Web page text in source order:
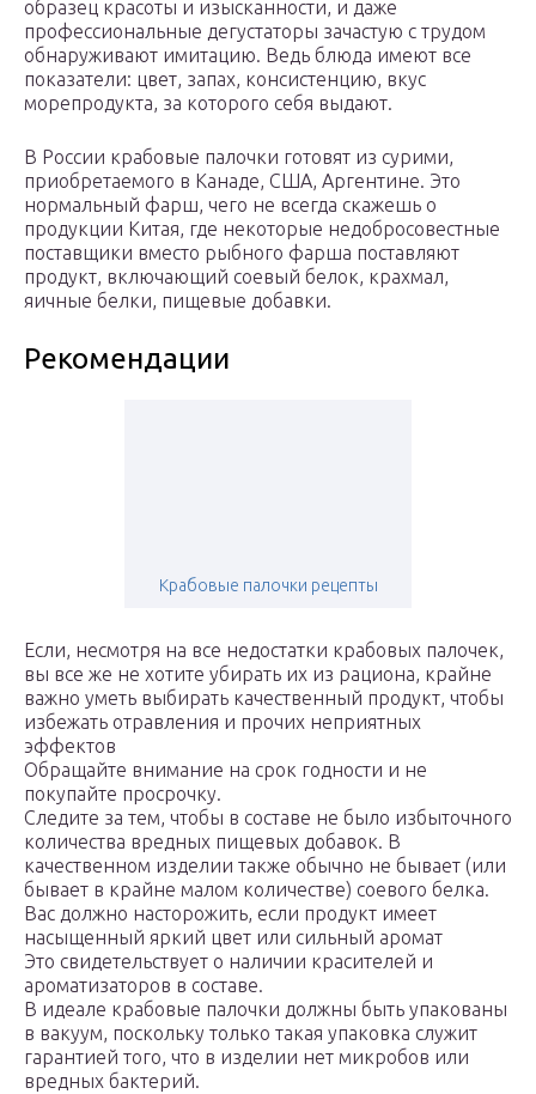
образец красоты и изысканности, и даже
профессиональные дегустаторы зачастую с трудом
обнаруживают имитацию. Ведь блюда имеют все
показатели: цвет, запах, консистенцию, вкус
морепродукта, за которого себя выдают.
В России крабовые палочки готовят из сурими,
приобретаемого в Канаде, США, Аргентине. Это
нормальный фарш, чего не всегда скажешь о
продукции Китая, где некоторые недобросовестные
поставщики вместо рыбного фарша поставляют
продукт, включающий соевый белок, крахмал,
яичные белки, пищевые добавки.
Рекомендации
Крабовые палочки рецепты
Если, несмотря на все недостатки крабовых палочек,
вы все же не хотите убирать их из рациона, крайне
важно уметь выбирать качественный продукт, чтобы
избежать отравления и прочих неприятных
эффектов
Обращайте внимание на срок годности и не
покупайте просрочку.
Следите за тем, чтобы в составе не было избыточного
количества вредных пищевых добавок. В
качественном изделии также обычно не бывает (или
бывает в крайне малом количестве) соевого белка.
Вас должно насторожить, если продукт имеет
насыщенный яркий цвет или сильный аромат
Это свидетельствует о наличии красителей и
ароматизаторов в составе.
В идеале крабовые палочки должны быть упакованы
в вакуум, поскольку только такая упаковка служит
гарантией того, что в изделии нет микробов или
вредных бактерий.